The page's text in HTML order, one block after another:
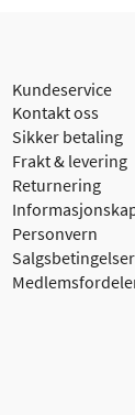
Kundeservice
Kontakt oss
Sikker betaling
Frakt & levering
Returnering
Personvern
Salgsbetingelser